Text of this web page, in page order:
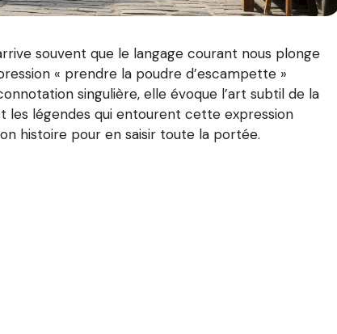
souvent que le langage courant nous plonge
« prendre la poudre d’escampette »
singulière, elle évoque l’art subtil de la
les légendes qui entourent cette expression
histoire pour en saisir toute la portée.